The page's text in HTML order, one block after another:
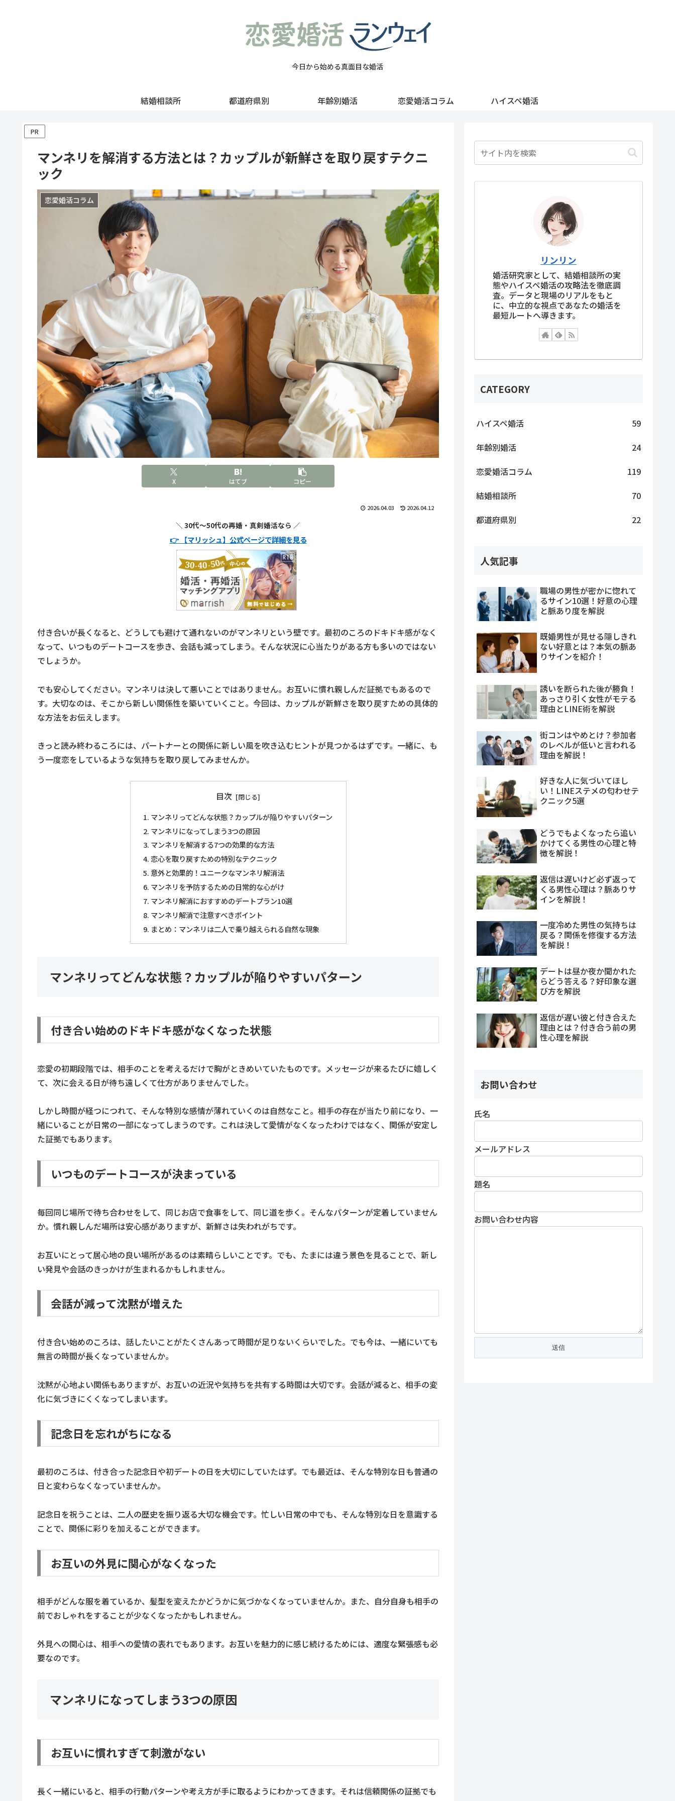
今日から始める真面目な婚活
結婚相談所 都道府県別 年齢別婚活 恋愛婚活コラム ハイスペ婚活
PR
マンネリを解消する方法とは？カップルが新鮮さを取り戻すテクニ
ック
恋愛婚活コラム
X はてブ コピー
2026.04.03 2026.04.12
＼ 30代〜50代の再婚・真剣婚活なら ／
👉 【マリッシュ】公式ページで詳細を見る
付き合いが長くなると、どうしても避けて通れないのがマンネリという壁です。最初のころのドキドキ感がなく
なって、いつものデートコースを歩き、会話も減ってしまう。そんな状況に心当たりがある方も多いのではない
でしょうか。
でも安心してください。マンネリは決して悪いことではありません。お互いに慣れ親しんだ証拠でもあるので
す。大切なのは、そこから新しい関係性を築いていくこと。今回は、カップルが新鮮さを取り戻すための具体的
な方法をお伝えします。
きっと読み終わるころには、パートナーとの関係に新しい風を吹き込むヒントが見つかるはずです。一緒に、も
う一度恋をしているような気持ちを取り戻してみませんか。
目次
マンネリってどんな状態？カップルが陥りやすいパターン
マンネリになってしまう3つの原因
マンネリを解消する7つの効果的な方法
恋心を取り戻すための特別なテクニック
意外と効果的！ユニークなマンネリ解消法
マンネリを予防するための日常的な心がけ
マンネリ解消におすすめのデートプラン10選
マンネリ解消で注意すべきポイント
まとめ：マンネリは二人で乗り越えられる自然な現象
マンネリってどんな状態？カップルが陥りやすいパターン
付き合い始めのドキドキ感がなくなった状態
恋愛の初期段階では、相手のことを考えるだけで胸がときめいていたものです。メッセージが来るたびに嬉しく
て、次に会える日が待ち遠しくて仕方がありませんでした。
しかし時間が経つにつれて、そんな特別な感情が薄れていくのは自然なこと。相手の存在が当たり前になり、一
緒にいることが日常の一部になってしまうのです。これは決して愛情がなくなったわけではなく、関係が安定し
た証拠でもあります。
いつものデートコースが決まっている
毎回同じ場所で待ち合わせをして、同じお店で食事をして、同じ道を歩く。そんなパターンが定着していません
か。慣れ親しんだ場所は安心感がありますが、新鮮さは失われがちです。
お互いにとって居心地の良い場所があるのは素晴らしいことです。でも、たまには違う景色を見ることで、新し
い発見や会話のきっかけが生まれるかもしれません。
会話が減って沈黙が増えた
付き合い始めのころは、話したいことがたくさんあって時間が足りないくらいでした。でも今は、一緒にいても
無言の時間が長くなっていませんか。
沈黙が心地よい関係もありますが、お互いの近況や気持ちを共有する時間は大切です。会話が減ると、相手の変
化に気づきにくくなってしまいます。
記念日を忘れがちになる
最初のころは、付き合った記念日や初デートの日を大切にしていたはず。でも最近は、そんな特別な日も普通の
日と変わらなくなっていませんか。
記念日を祝うことは、二人の歴史を振り返る大切な機会です。忙しい日常の中でも、そんな特別な日を意識する
ことで、関係に彩りを加えることができます。
お互いの外見に関心がなくなった
相手がどんな服を着ているか、髪型を変えたかどうかに気づかなくなっていませんか。また、自分自身も相手の
前でおしゃれをすることが少なくなったかもしれません。
外見への関心は、相手への愛情の表れでもあります。お互いを魅力的に感じ続けるためには、適度な緊張感も必
要なのです。
マンネリになってしまう3つの原因
お互いに慣れすぎて刺激がない
長く一緒にいると、相手の行動パターンや考え方が手に取るようにわかってきます。それは信頼関係の証拠でも
リンリン
婚活研究家として、結婚相談所の実
態やハイスペ婚活の攻略法を徹底調
査。データと現場のリアルをもと
に、中立的な視点であなたの婚活を
最短ルートへ導きます。
CATEGORY
ハイスペ婚活
59
年齢別婚活
24
恋愛婚活コラム
119
結婚相談所
70
都道府県別
22
人気記事
職場の男性が密かに惚れて
るサイン10選！好意の心理
と脈あり度を解説
既婚男性が見せる隠しきれ
ない好意とは？本気の脈あ
りサインを紹介！
誘いを断られた後が勝負！
あっさり引く女性がモテる
理由とLINE術を解説
街コンはやめとけ？参加者
のレベルが低いと言われる
理由を解説！
好きな人に気づいてほし
い！LINEステメの匂わせテ
クニック5選
どうでもよくなったら追い
かけてくる男性の心理と特
徴を解説！
返信は遅いけど必ず返って
くる男性心理は？脈ありサ
インを解説！
一度冷めた男性の気持ちは
戻る？関係を修復する方法
を解説！
デートは昼か夜か聞かれた
らどう答える？好印象な選
び方を解説
返信が遅い彼と付き合えた
理由とは？付き合う前の男
性心理を解説
お問い合わせ
氏名
メールアドレス
題名
お問い合わせ内容